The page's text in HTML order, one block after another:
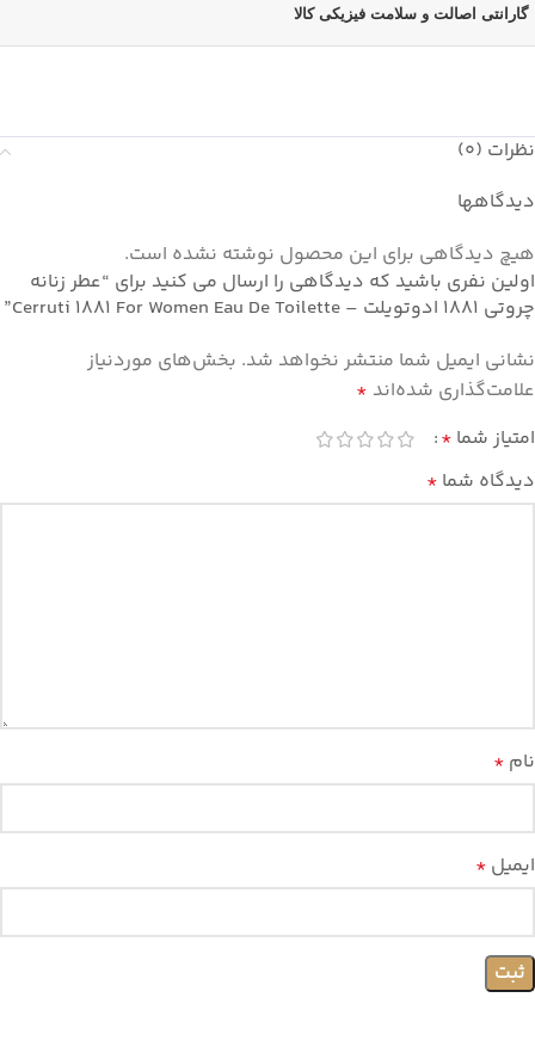
گارانتی اصالت و سلامت فیزیکی کالا
نظرات (0)
دیدگاهها
هیچ دیدگاهی برای این محصول نوشته نشده است.
اولین نفری باشید که دیدگاهی را ارسال می کنید برای “عطر زنانه
چروتی 1881 ادوتویلت – Cerruti 1881 For Women Eau De Toilette”
نشانی ایمیل شما منتشر نخواهد شد. بخش‌های موردنیاز
علامت‌گذاری شده‌اند *
امتیاز شما *
دیدگاه شما *
نام *
ایمیل *